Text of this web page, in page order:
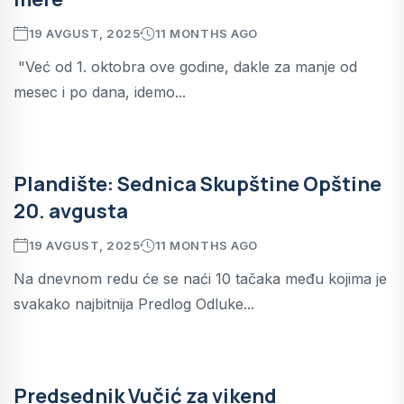
19 AVGUST, 2025 11 MONTHS AGO
"Već od 1. oktobra ove godine, dakle za manje od
mesec i po dana, idemo...
Plandište: Sednica Skupštine Opštine
20. avgusta
19 AVGUST, 2025 11 MONTHS AGO
Na dnevnom redu će se naći 10 tačaka među kojima je
svakako najbitnija Predlog Odluke...
Predsednik Vučić za vikend